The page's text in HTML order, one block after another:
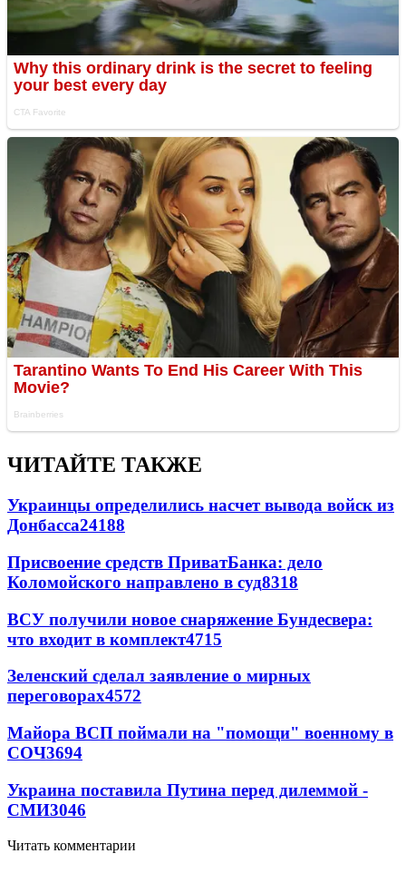
ЧИТАЙТЕ ТАКЖЕ
Украинцы определились насчет вывода войск из
Донбасса24188
Присвоение средств ПриватБанка: дело
Коломойского направлено в суд8318
ВСУ получили новое снаряжение Бундесвера:
что входит в комплект4715
Зеленский сделал заявление о мирных
переговорах4572
Майора ВСП поймали на "помощи" военному в
СОЧ3694
Украина поставила Путина перед дилеммой -
СМИ3046
Читать комментарии